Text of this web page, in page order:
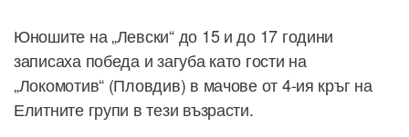
Юношите на „Левски“ до 15 и до 17 години
записаха победа и загуба като гости на
„Локомотив“ (Пловдив) в мачове от 4-ия кръг на
Елитните групи в тези възрасти.